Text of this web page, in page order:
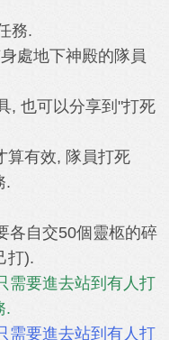
務.
處地下神殿的隊員
, 也可以分享到"打死
算有效, 隊員打死
.
各自交50個靈柩的碎
打).
需要進去站到有人打
.
需要進去站到有人打